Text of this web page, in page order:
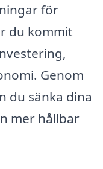
för
du kommit
Genom
du sänka dina
mer hållbar